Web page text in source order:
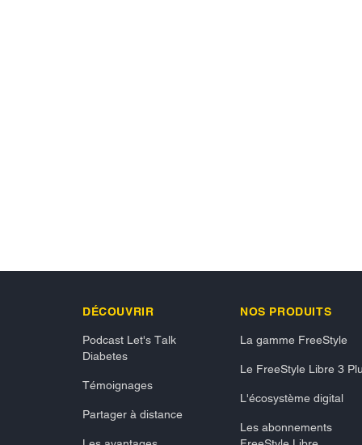
DÉCOUVRIR
Podcast Let's Talk
Diabetes
Témoignages
Partager à distance
NOS PRODUITS
La gamme FreeStyle
Le FreeStyle Libre 3
L'écosystème digital
Les abonnements